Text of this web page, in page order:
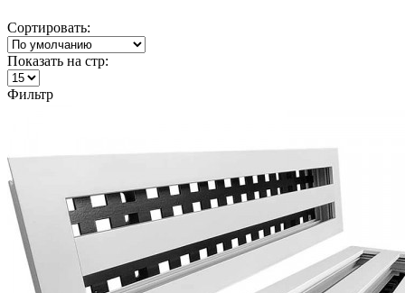
Сортировать:
Показать на стр:
Фильтр